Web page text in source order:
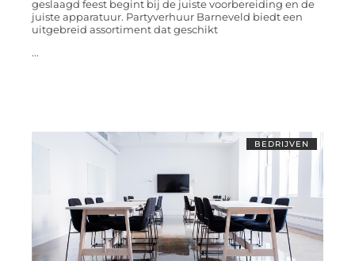
geslaagd feest begint bij de juiste voorbereiding en de
juiste apparatuur. Partyverhuur Barneveld biedt een
uitgebreid assortiment dat geschikt
...
BEDRIJVEN